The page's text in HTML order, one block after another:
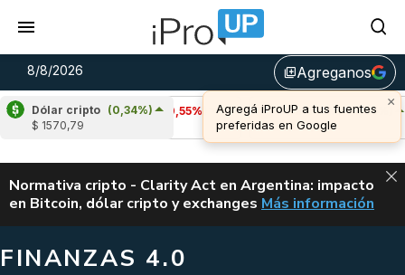
8/8/2026 library_addAgreganos
Dólar cripto (0,34%)
$ 1570,79
Cardano
(-0,55%)
u$s 0,20
Avalanche
(1,09%)
u$s 6,53
ALERTA
Normativa cripto - Clarity Act en Argentina: impacto
en Bitcoin, dólar cripto y exchanges CLARITY ACT EN
Más información
FINANZAS 4.0